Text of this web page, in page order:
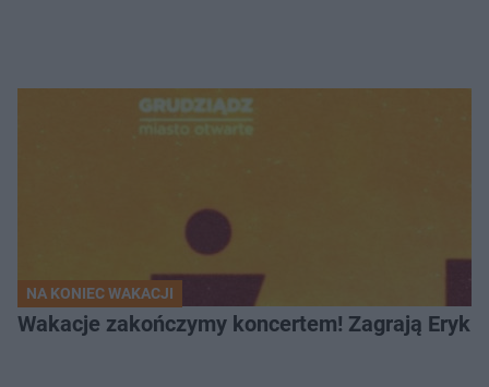
NA KONIEC WAKACJI
Wakacje zakończymy koncertem! Zagrają Eryk